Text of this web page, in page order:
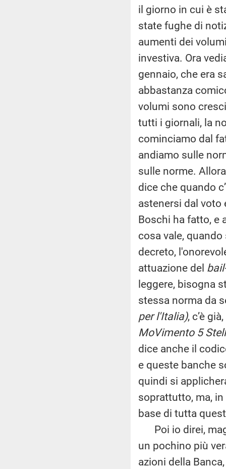
il giorno in cui è
state fughe di
aumenti dei
investiva. Ora
gennaio, che era
abbastanza
volumi sono
tutti i giornali, la
cominciamo dal
andiamo sulle
sulle norme.
dice che quando
astenersi dal voto
Boschi ha fatto, e
cosa vale,
decreto,
attuazione del
leggere, bisogna
stessa norma da
per l'Italia), c’è
MoVimento 5
dice anche il
e queste banche
quindi si
soprattutto, ma, in
base di tutta
Poi io direi,
un pochino più
azioni della